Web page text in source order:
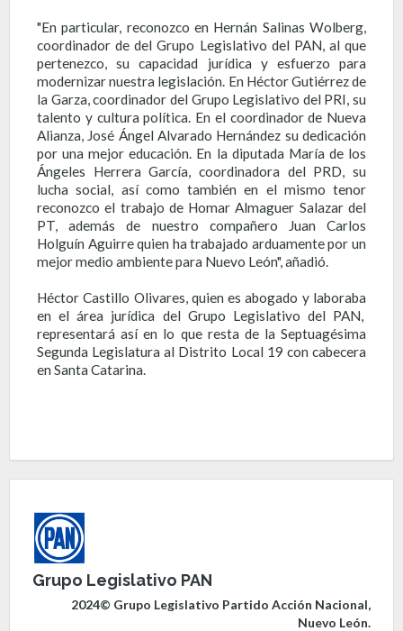
"En particular, reconozco en Hernán Salinas Wolberg,
coordinador de del Grupo Legislativo del PAN, al que
pertenezco, su capacidad jurídica y esfuerzo para
modernizar nuestra legislación. En Héctor Gutiérrez de
la Garza, coordinador del Grupo Legislativo del PRI, su
talento y cultura política. En el coordinador de Nueva
Alianza, José Ángel Alvarado Hernández su dedicación
por una mejor educación. En la diputada María de los
Ángeles Herrera García, coordinadora del PRD, su
lucha social, así como también en el mismo tenor
reconozco el trabajo de Homar Almaguer Salazar del
PT, además de nuestro compañero Juan Carlos
Holguín Aguirre quien ha trabajado arduamente por un
mejor medio ambiente para Nuevo León", añadió.
Héctor Castillo Olivares, quien es abogado y laboraba
en el área jurídica del Grupo Legislativo del PAN,
representará así en lo que resta de la Septuagésima
Segunda Legislatura al Distrito Local 19 con cabecera
en Santa Catarina.
Grupo Legislativo PAN
2024© Grupo Legislativo Partido Acción Nacional,
Nuevo León.